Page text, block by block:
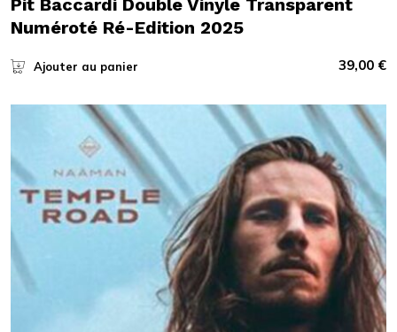
Numéroté Ré-Edition 2025
Ajouter au panier 39,00 €